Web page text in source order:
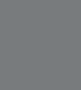
potřeb a
a odvádějí
z ocelového